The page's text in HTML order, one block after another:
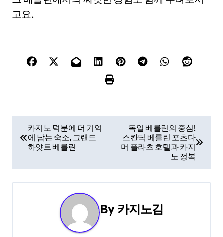
고요.
s
t
카지노 덕분에 더 기억
에 남는 숙소, 그랜드
하얏트 베를린
독일 베를린의 중심!
스칸딕 베를린 포츠다
머 플라츠 호텔과 카지
노 정복
By 카지노김